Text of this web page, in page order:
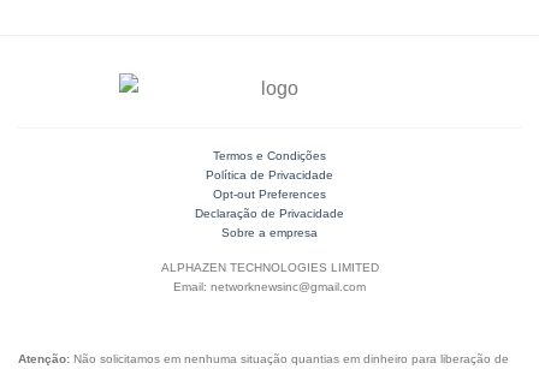
Termos e Condições
Política de Privacidade
Opt-out Preferences
Declaração de Privacidade
Sobre a empresa
ALPHAZEN TECHNOLOGIES LIMITED
Email: networknewsinc@gmail.com
Atenção: Não solicitamos em nenhuma situação quantias em dinheiro para liberação de